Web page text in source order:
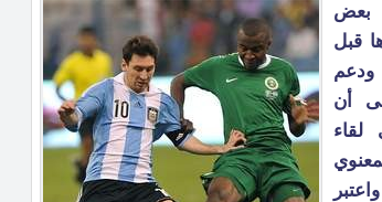
بعض
قبل
ودعم
أن
لقاء